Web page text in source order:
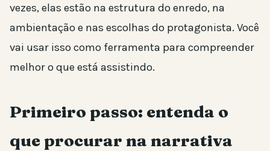
vezes, elas estão na estrutura do enredo, na
ambientação e nas escolhas do protagonista. Você
vai usar isso como ferramenta para compreender
melhor o que está assistindo.
Primeiro passo: entenda o
que procurar na narrativa